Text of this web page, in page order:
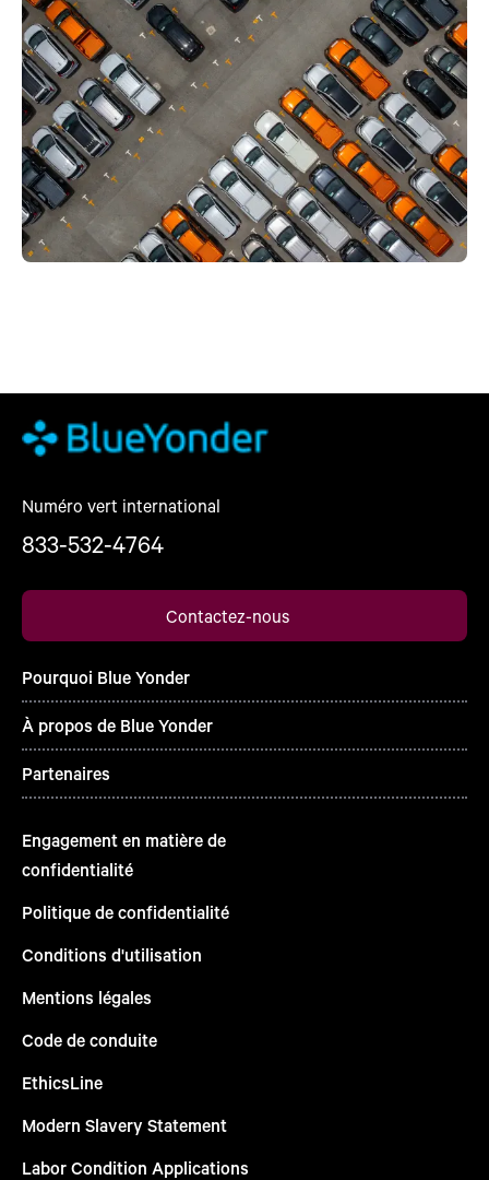
Numéro vert international
833-532-4764
Contactez-nous
Pourquoi Blue Yonder
À propos de Blue Yonder
Partenaires
Engagement en matière de
confidentialité
Politique de confidentialité
Conditions d'utilisation
Mentions légales
Code de conduite
EthicsLine
Modern Slavery Statement
Labor Condition Applications